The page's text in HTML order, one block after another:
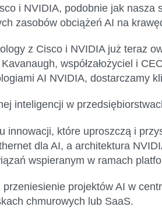
i NVIDIA, podobnie jak
zasobów obciążeń AI na
z Cisco i NVIDIA już teraz
Kavanaugh, współzałożyciel i
AI NVIDIA, dostarczamy
inteligencji w
które uproszczą i
dla AI, a architektura
wspieranym w ramach
projektów AI w
chmurowych lub SaaS.